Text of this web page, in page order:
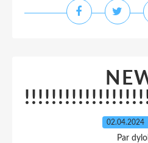
02.04.2024
Par